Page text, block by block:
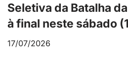
Seletiva da Batalha
à final neste sábado
17/07/2026